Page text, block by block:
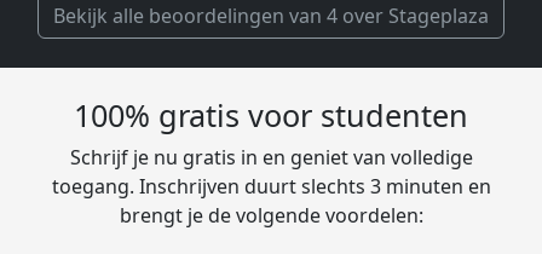
Bekijk alle beoordelingen van 4 over Stageplaza
100% gratis voor studenten
Schrijf je nu gratis in en geniet van volledige
toegang. Inschrijven duurt slechts 3 minuten en
brengt je de volgende voordelen: